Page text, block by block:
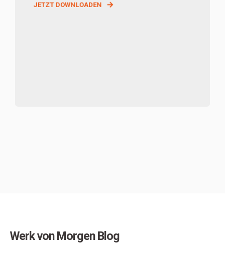
JETZT DOWNLOADEN
Werk von Morgen Blog